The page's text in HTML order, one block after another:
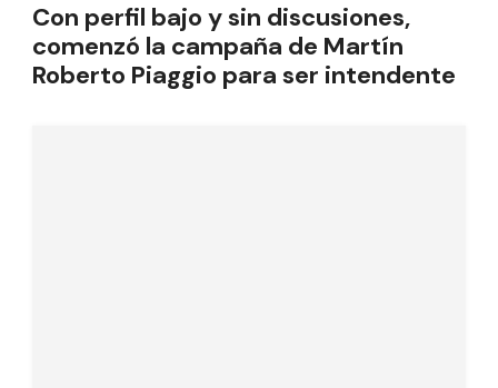
Con perfil bajo y sin discusiones,
comenzó la campaña de Martín
Roberto Piaggio para ser intendente